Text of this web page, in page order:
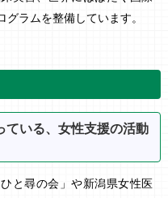
ラムを整備しています。
ている、女性支援の活動
と尋の会」や新潟県女性医